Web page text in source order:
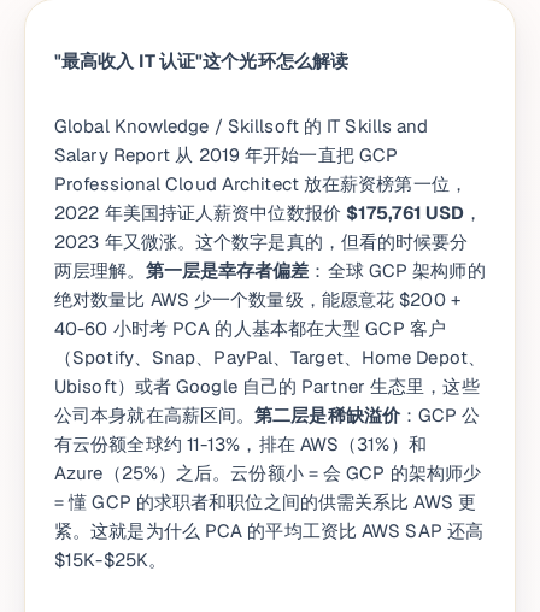
"最高收入 IT 认证"这个光环怎么解读
Global Knowledge / Skillsoft 的 IT Skills and
Salary Report 从 2019 年开始一直把 GCP
Professional Cloud Architect 放在薪资榜第一位，
2022 年美国持证人薪资中位数报价 $175,761 USD ，
2023 年又微涨。这个数字是真的，但看的时候要分
两层理解。 第一层是幸存者偏差 ：全球 GCP 架构师的
绝对数量比 AWS 少一个数量级，能愿意花 $200 +
40-60 小时考 PCA 的人基本都在大型 GCP 客户
（Spotify、Snap、PayPal、Target、Home Depot、
Ubisoft）或者 Google 自己的 Partner 生态里，这些
公司本身就在高薪区间。第二层是稀缺溢价：GCP 公
有云份额全球约 11-13%，排在 AWS（31%）和
Azure（25%）之后。云份额小 = 会 GCP 的架构师少
= 懂 GCP 的求职者和职位之间的供需关系比 AWS 更
紧。这就是为什么 PCA 的平均工资比 AWS SAP 还高
$15K-$25K。